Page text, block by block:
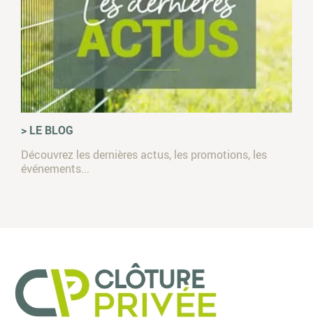
> LE BLOG
Découvrez les dernières actus, les promotions, les
événements...